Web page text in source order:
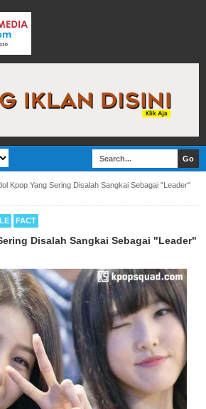
Kpop Yang Sering Disalah Sangkai Sebagai "Leader"
FACT
Disalah Sangkai Sebagai "Leader"